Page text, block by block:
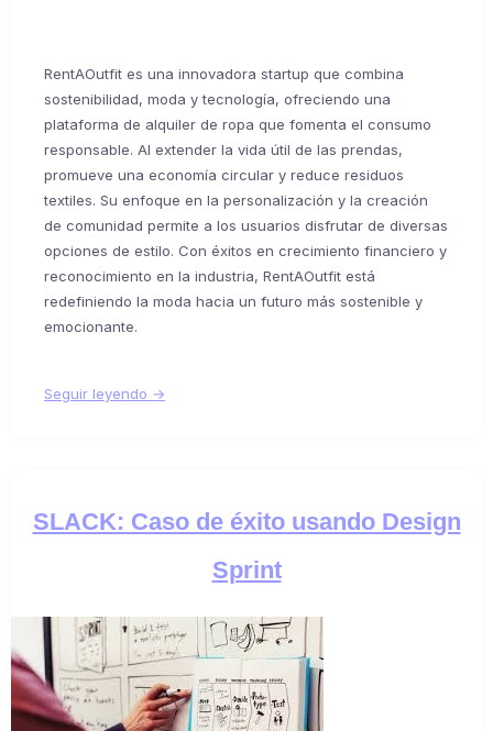
RentAOutfit es una innovadora startup que combina
sostenibilidad, moda y tecnología, ofreciendo una
plataforma de alquiler de ropa que fomenta el consumo
responsable. Al extender la vida útil de las prendas,
promueve una economía circular y reduce residuos
textiles. Su enfoque en la personalización y la creación
de comunidad permite a los usuarios disfrutar de diversas
opciones de estilo. Con éxitos en crecimiento financiero y
reconocimiento en la industria, RentAOutfit está
redefiniendo la moda hacia un futuro más sostenible y
emocionante.
Seguir leyendo →
SLACK: Caso de éxito usando Design
Sprint